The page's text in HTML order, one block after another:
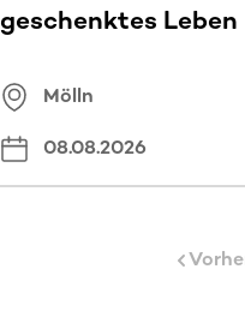
geschenktes Leben
Mölln
08.08.2026